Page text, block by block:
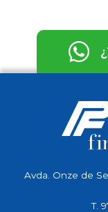
Avda. Onze de
T.